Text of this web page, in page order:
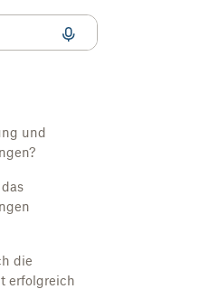
und
die
erfolgreich